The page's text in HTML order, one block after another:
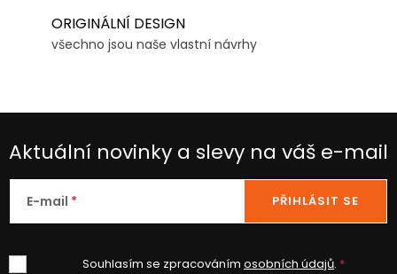
ORIGINÁLNÍ DESIGN
všechno jsou naše vlastní návrhy
Aktuální novinky a slevy na váš e-mail
E-mail
Souhlasím se zpracováním osobních údajů.
PŘIHLÁSIT SE